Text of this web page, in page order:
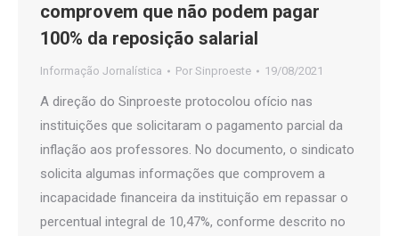
comprovem que não podem pagar
100% da reposição salarial
Informação Jornalística Por Sinproeste 19/08/2021
A direção do Sinproeste protocolou ofício nas
instituições que solicitaram o pagamento parcial da
inflação aos professores. No documento, o sindicato
solicita algumas informações que comprovem a
incapacidade financeira da instituição em repassar o
percentual integral de 10,47%, conforme descrito no